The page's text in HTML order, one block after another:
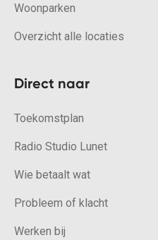
Woonparken
Overzicht alle locaties
Direct naar
Toekomstplan
Radio Studio Lunet
Wie betaalt wat
Probleem of klacht
Werken bij